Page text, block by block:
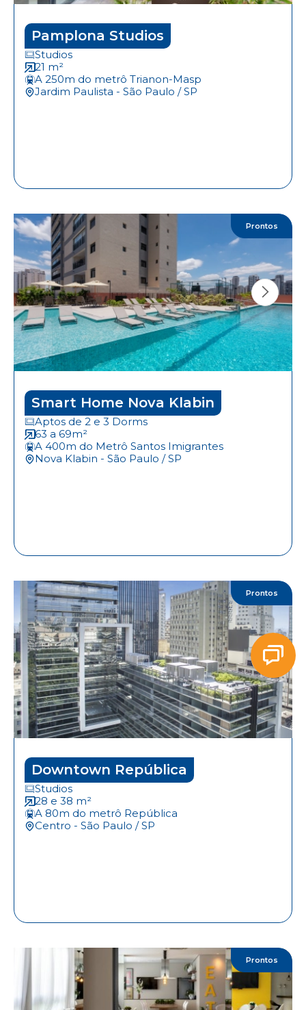
Pamplona Studios
Studios
21 m²
A 250m do metrô Trianon-Masp
Jardim Paulista - São Paulo / SP
Prontos
Smart Home Nova Klabin
Aptos de 2 e 3 Dorms
63 a 69m²
A 400m do Metrô Santos Imigrantes
Nova Klabin - São Paulo / SP
Prontos
Downtown República
Studios
28 e 38 m²
A 80m do metrô República
Centro - São Paulo / SP
Prontos